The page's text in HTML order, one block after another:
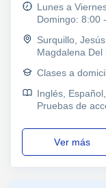
Lunes a
Domingo: 8:00
Surquillo,
Magdalena Del
Clases a
Inglés,
Pruebas de
de conducir,
ver más